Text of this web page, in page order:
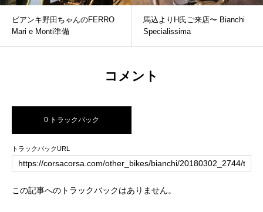
ビアンキ野田ちゃんのFERRO
Mari e Monti準備
馬込よりH氏ご来店〜 Bianchi
Specialissima
コメント
0 トラックバック
トラックバックURL
この記事へのトラックバックはありません。